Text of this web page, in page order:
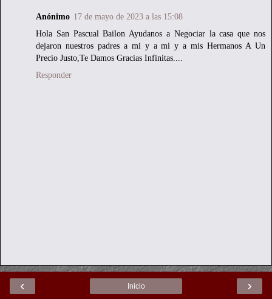
Anónimo 17 de mayo de 2023 a las 15:08
Hola San Pascual Bailon Ayudanos a Negociar la casa que nos
dejaron nuestros padres a mi y a mi y a mis Hermanos A Un
Precio Justo,Te Damos Gracias Infinitas....
Responder
‹ ›
Inicio